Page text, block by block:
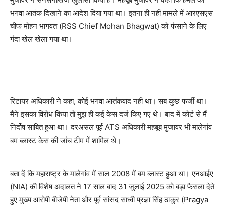
भगवा आतंक दिखाने का आदेश दिया गया था। इतना ही नहीं मामले में आरएसएस
चीफ मोहन भागवत (RSS Chief Mohan Bhagwat) को फंसाने के लिए
गंदा खेल खेला गया था।
रिटायर अधिकारी ने कहा, कोई भगवा आतंकवाद नहीं था। सब कुछ फर्जी था।
मैंने इसका विरोध किया तो मुझ ही कई केस दर्ज किए गए थे। बाद में कोर्ट से मैं
निर्दोष साबित हुआ था। दरअसल पूर्व ATS अधिकारी महबूब मुजावर भी मालेगांव
बम ब्लास्ट केस की जांच टीम में शामिल थे।
बता दें कि महाराष्ट्र के मालेगांव में साल 2008 में बम ब्लास्ट हुआ था। एनआईए
(NIA) की विशेष अदालत ने 17 साल बाद 31 जुलाई 2025 को बड़ा फैसला देते
हुए मुख्य आरोपी बीजेपी नेता और पूर्व सांसद साध्वी प्रज्ञा सिंह ठाकुर (Pragya